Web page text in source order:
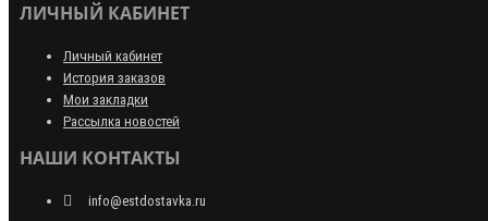
ЛИЧНЫЙ КАБИНЕТ
Личный кабинет
История заказов
Мои закладки
Рассылка новостей
НАШИ КОНТАКТЫ
info@estdostavka.ru